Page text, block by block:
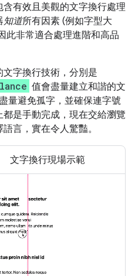
有效且美觀的文字換行處理
知道所有因素 (例如字型大
此非常適合處理進階和高品
字換行技術，分別是
值會盡量建立和諧的文
量避免孤字，並確保連字號
是手動完成，現在交給瀏覽
言，實在令人驚豔。
文字換行現場示範